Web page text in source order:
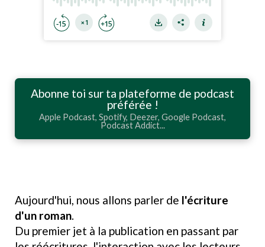
Abonne toi sur ta plateforme de podcast
préférée !
Apple Podcast, Spotify, Deezer, Google Podcast,
Podcast Addict...
Aujourd'hui, nous allons parler de l'écriture
d'un roman.
Du premier jet à la publication en passant par